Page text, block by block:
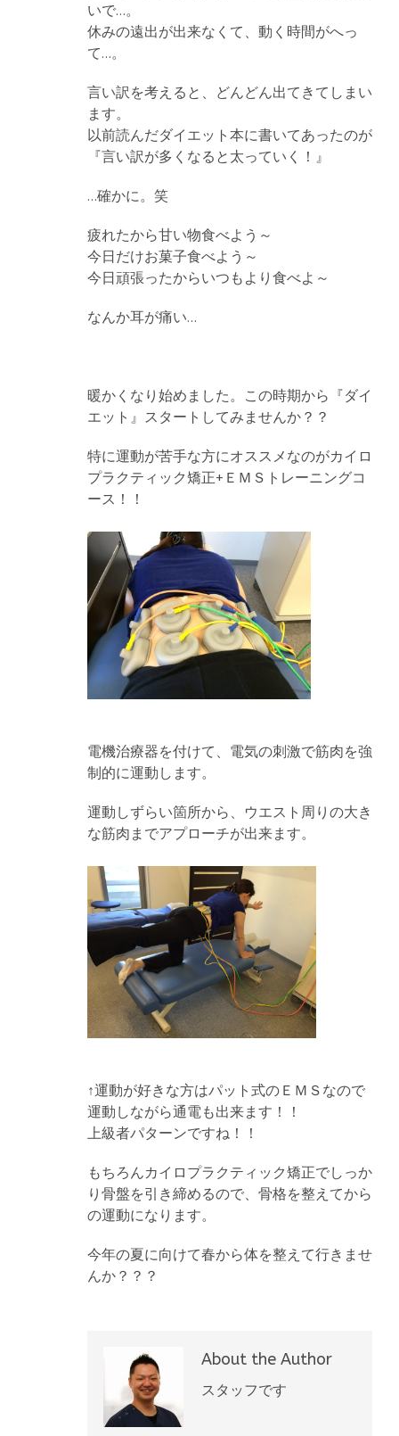
いで…。
休みの遠出が出来なくて、動く時間がへっ
て…。
言い訳を考えると、どんどん出てきてしまい
ます。
以前読んだダイエット本に書いてあったのが
『言い訳が多くなると太っていく！』
…確かに。笑
疲れたから甘い物食べよう～
今日だけお菓子食べよう～
今日頑張ったからいつもより食べよ～
なんか耳が痛い…
暖かくなり始めました。この時期から『ダイ
エット』スタートしてみませんか？？
特に運動が苦手な方にオススメなのがカイロ
プラクティック矯正+ＥＭＳトレーニングコ
ース！！
電機治療器を付けて、電気の刺激で筋肉を強
制的に運動します。
運動しずらい箇所から、ウエスト周りの大き
な筋肉までアプローチが出来ます。
↑運動が好きな方はパット式のＥＭＳなので
運動しながら通電も出来ます！！
上級者パターンですね！！
もちろんカイロプラクティック矯正でしっか
り骨盤を引き締めるので、骨格を整えてから
の運動になります。
今年の夏に向けて春から体を整えて行きませ
んか？？？
About the Author
スタッフです